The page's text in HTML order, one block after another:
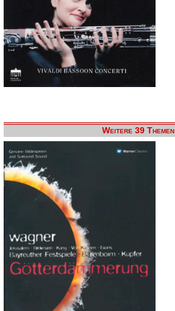
Weitere 39 Themen